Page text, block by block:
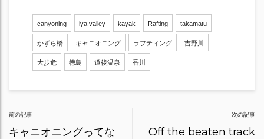
canyoning iya valley kayak Rafting takamatu
かずら橋 キャニオニング ラフティング 吉野川
大歩危 徳島 道後温泉 香川
Post
navigation
前の記事
キャニオニングってな
次の記事
Off the beaten track